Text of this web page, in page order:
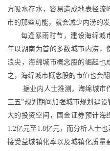
方吸水存水，容易造成地表径流
市的那些功能，就会减少内涝的发
每逢暴雨时节，建设海绵城
年以湖南为首的多数城市内涝，
浪尖，海绵城市概念股的崛起也
之，海绵城市概念股的市值也会翻
据业内人士推测，海绵城市
三五”规划期间加强城市规划建
大的投资空间，国金证券预计海
1.2亿元至 1.8亿元，而分析人士
接受益城镇化率以及城镇化质量